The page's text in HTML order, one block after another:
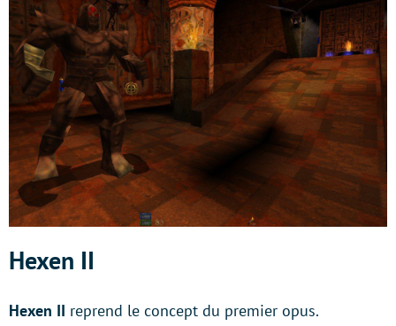
Hexen II
Hexen II reprend le concept du premier opus.